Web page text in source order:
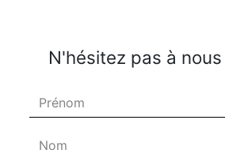
N'hésitez pas à